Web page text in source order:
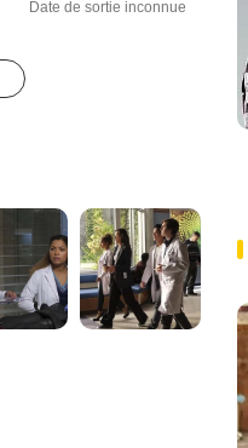
Date de sortie inconnue